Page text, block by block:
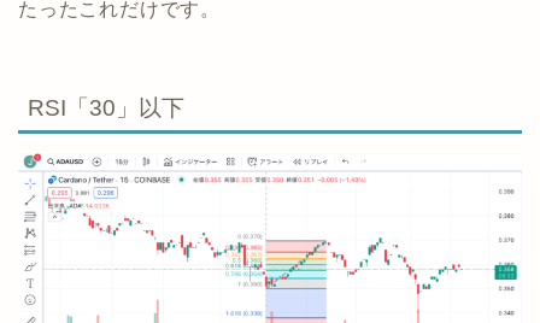
たったこれだけです。
RSI「30」以下